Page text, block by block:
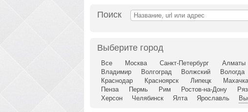
Поиск
Выберите город
Все Москва Санкт-Петербург Алматы
Владимир
Волгоград Волжский Вологда
Краснодар
Красноярск Липецк
Пенза
Пермь Рим Ростов-на-Дону
Херсон
Челябинск Ялта Ярославль